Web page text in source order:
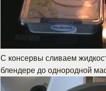
С консервы сливаем
блендере до однородной